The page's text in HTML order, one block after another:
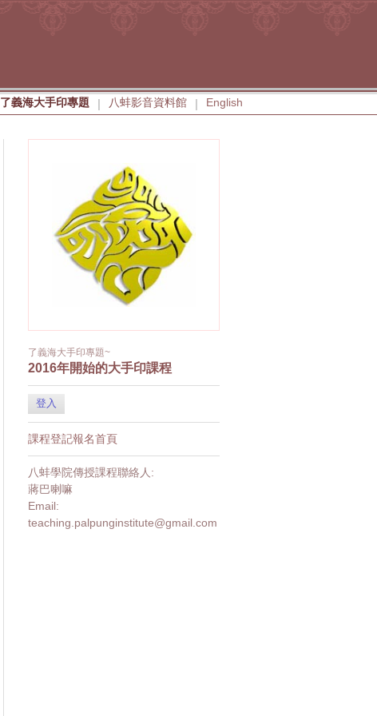
了義海大手印專題 | 八蚌影音資料館 | English
了義海大手印專題~
2016年開始的大手印課程
登入
課程登記報名首頁
八蚌學院傳授課程聯絡人:
蔣巴喇嘛
Email:
teaching.palpunginstitute@gmail.com